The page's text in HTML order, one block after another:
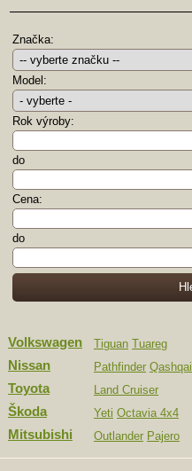
Značka:
Model:
Rok výroby:
do
Cena:
do
Volkswagen Tiguan Tuareg
Nissan Pathfinder Qashqai
Toyota Land Cruiser
Škoda Yeti Octavia 4x4
Mitsubishi Outlander Pajero